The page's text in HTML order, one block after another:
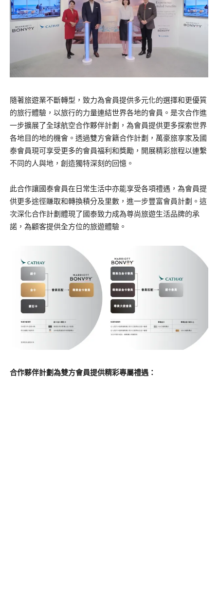
隨著旅遊業不斷轉型，致力為會員提供多元化的選擇和更優質
的旅行體驗，以旅行的力量連結世界各地的會員。是次合作進
一步擴展了全球航空合作夥伴計劃，為會員提供更多探索世界
各地目的地的機會。透過雙方會籍合作計劃，萬豪旅享家及國
泰會員現可享受更多的會員福利和獎勵，開展精彩旅程以連繫
不同的人與地，創造獨特深刻的回憶。
此合作讓國泰會員在日常生活中亦能享受各項禮遇，為會員提
供更多途徑賺取和轉換積分及里數，進一步豐富會員計劃。這
次深化合作計劃體現了國泰致力成為尊尚旅遊生活品牌的承
諾，為顧客提供全方位的旅遊體驗。
合作夥伴計劃為雙方會員提供精彩專屬禮遇：